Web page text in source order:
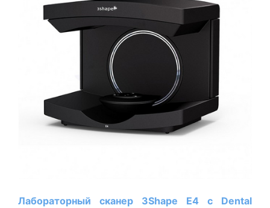
Лабораторный сканер 3Shape Е4 с Dental